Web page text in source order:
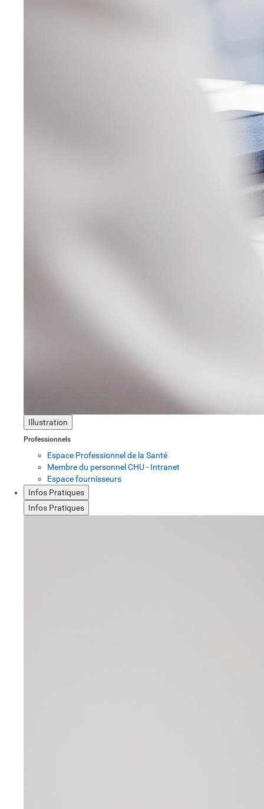
Illustration
Professionnels
Espace Professionnel de la Santé
Membre du personnel CHU - Intranet
Espace fournisseurs
Infos Pratiques
Infos Pratiques